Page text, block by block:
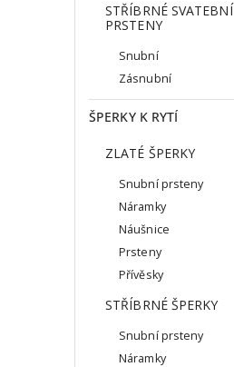
STŘÍBRNÉ SVATEBNÍ
PRSTENY
Snubní
Zásnubní
ŠPERKY K RYTÍ
ZLATÉ ŠPERKY
Snubní prsteny
Náramky
Náušnice
Prsteny
Přívěsky
STŘÍBRNÉ ŠPERKY
Snubní prsteny
Náramky